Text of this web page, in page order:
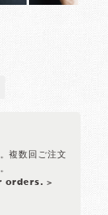
複数回ご注文
orders. >